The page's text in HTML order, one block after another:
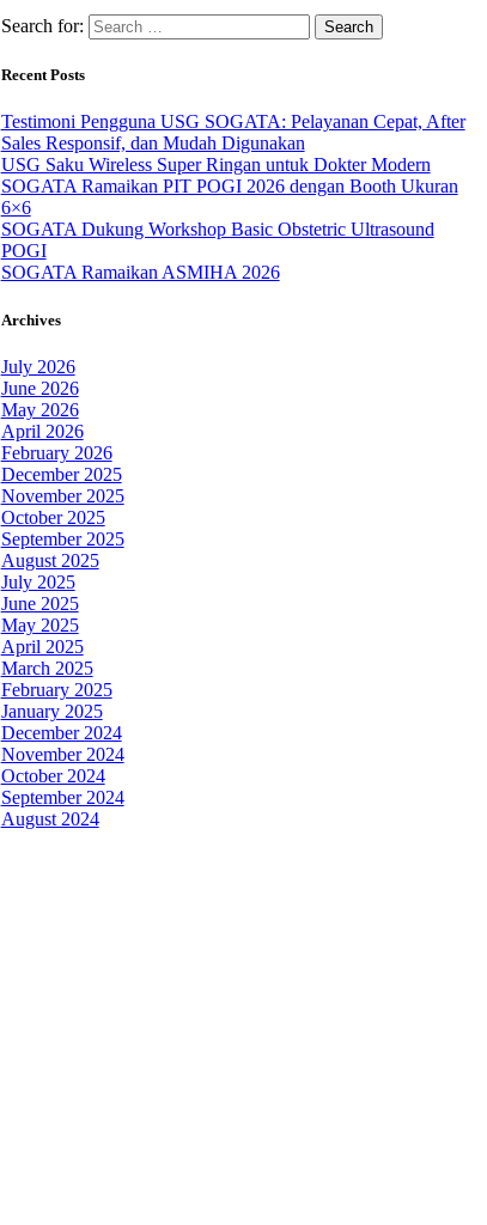
Search for:
Recent Posts
Testimoni Pengguna USG SOGATA: Pelayanan Cepat, After
Sales Responsif, dan Mudah Digunakan
USG Saku Wireless Super Ringan untuk Dokter Modern
SOGATA Ramaikan PIT POGI 2026 dengan Booth Ukuran
6×6
SOGATA Dukung Workshop Basic Obstetric Ultrasound
POGI
SOGATA Ramaikan ASMIHA 2026
Archives
July 2026
June 2026
May 2026
April 2026
February 2026
December 2025
November 2025
October 2025
September 2025
August 2025
July 2025
June 2025
May 2025
April 2025
March 2025
February 2025
January 2025
December 2024
November 2024
October 2024
September 2024
August 2024